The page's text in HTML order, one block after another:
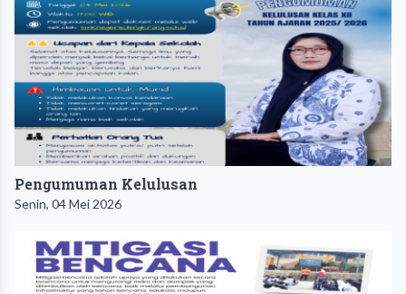
Pengumuman Kelulusan
Senin, 04 Mei 2026